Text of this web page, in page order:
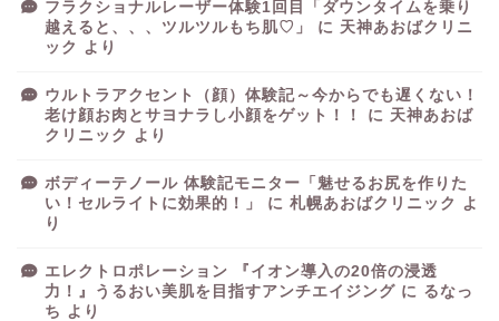
フラクショナルレーザー体験1回目「ダウンタイムを乗り
越えると、、、ツルツルもち肌♡」
に 天神あおばクリニ
ック
より
ウルトラアクセント（顔）体験記～今からでも遅くない！
老け顔お肉とサヨナラし小顔をゲット！！
に 天神あおば
クリニック
より
ボディーテノール 体験記モニター「魅せるお尻を作りた
い！セルライトに効果的！」
に 札幌あおばクリニック
よ
り
エレクトロポレーション 『イオン導入の20倍の浸透
力！』うるおい美肌を目指すアンチエイジング に るなっ
ち より